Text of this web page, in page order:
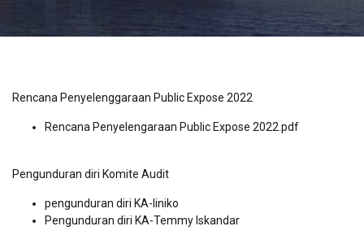
Rencana Penyelenggaraan Public Expose 2022
Rencana Penyelengaraan Public Expose 2022.pdf
Pengunduran diri Komite Audit
pengunduran diri KA-liniko
Pengunduran diri KA-Temmy Iskandar